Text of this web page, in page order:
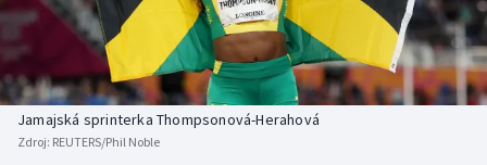
Baseball a softbal
Basketbal
Biatlon
Soutěže
Historické návraty
Aplikace ČT sport
Jamajská sprinterka Thompsonová-Herahová
Zdroj: REUTERS/Phil Noble